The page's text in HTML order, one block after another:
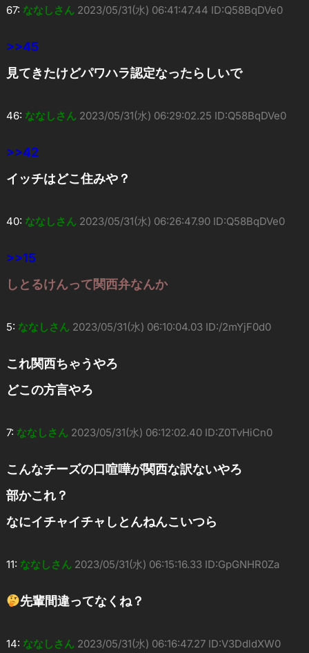
67: ななしさん 2023/05/31(水) 06:41:47.44 ID:Q58BqDVe0
>>45
見てきたけどパワハラ認定なったらしいで
46: ななしさん 2023/05/31(水) 06:29:02.25 ID:Q58BqDVe0
>>42
イッチはどこ住みや？
40: ななしさん 2023/05/31(水) 06:26:47.90 ID:Q58BqDVe0
>>15
しとるけんって関西弁なんか
5: ななしさん 2023/05/31(水) 06:10:04.03 ID:/2mYjF0d0
これ関西ちゃうやろ
どこの方言やろ
7: ななしさん 2023/05/31(水) 06:12:02.40 ID:Z0TvHiCn0
こんなチーズの口喧嘩が関西な訳ないやろ
部かこれ？
なにイチャイチャしとんねんこいつら
11: ななしさん 2023/05/31(水) 06:15:16.33 ID:GpGNHR0Za
先輩間違ってなくね？
14: ななしさん 2023/05/31(水) 06:16:47.27 ID:V3DdldXW0